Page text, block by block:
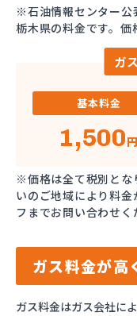
※石油情報センター公
栃木県の料金です。価
ガ
基本料金
1,500円
※価格は全て税別とな
いのご地域により料金
フまでお問い合わせく
ガス料金が高
ガス料金はガス会社に